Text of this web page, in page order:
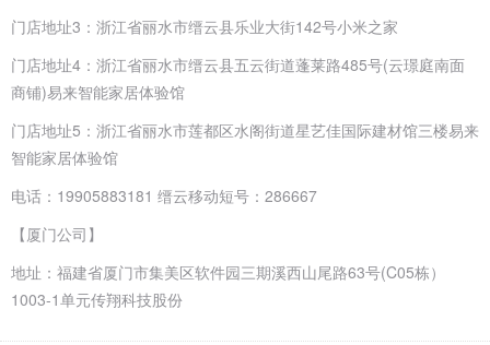
门店地址3：浙江省丽水市缙云县乐业大街142号小米之家
门店地址4：浙江省丽水市缙云县五云街道蓬莱路485号(云璟庭南面
商铺)易来智能家居体验馆
门店地址5：浙江省丽水市莲都区水阁街道星艺佳国际建材馆三楼易来
智能家居体验馆
电话：19905883181 缙云移动短号：286667
【厦门公司】
地址：福建省厦门市集美区软件园三期溪西山尾路63号(C05栋）
1003-1单元传翔科技股份